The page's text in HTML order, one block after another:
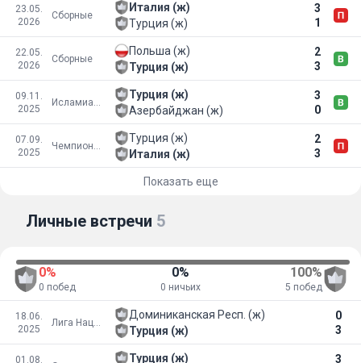
23.05.
2026
Сборные
Италия (ж)
3
1
Турция (ж)
22.05.
2026
Сборные
Польша (ж)
2
3
Турция (ж)
09.11.
2025
Исламиада
Турция (ж)
3
0
Азербайджан (ж)
07.09.
2025
Чемпионат мира
Турция (ж)
2
3
Италия (ж)
Показать еще
Личные встречи 5
0%
0 побед
0%
0 ничьих
100%
5 побед
18.06.
2025
Лига Наций
Доминиканская Респ. (ж)
0
3
Турция (ж)
01.08.
Турция (ж)
3